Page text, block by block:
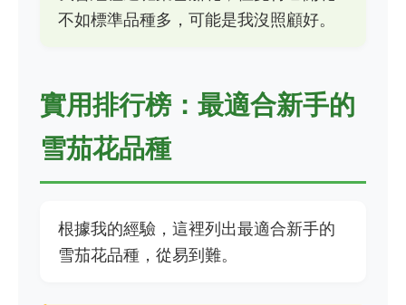
不如標準品種多，可能是我沒照顧好。
實用排行榜：最適合新手的
雪茄花品種
根據我的經驗，這裡列出最適合新手的
雪茄花品種，從易到難。